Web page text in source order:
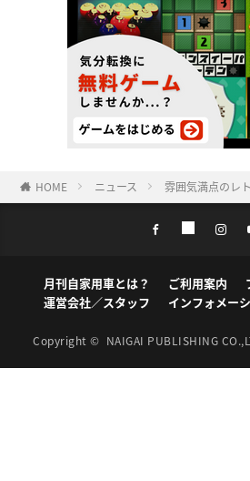
HOME ニュース 雰囲気満点のレ
月刊自家用車とは？ ご利用案内
運営会社／スタッフ
インフォメー
Copyright © NAIGAI PUBLISHING